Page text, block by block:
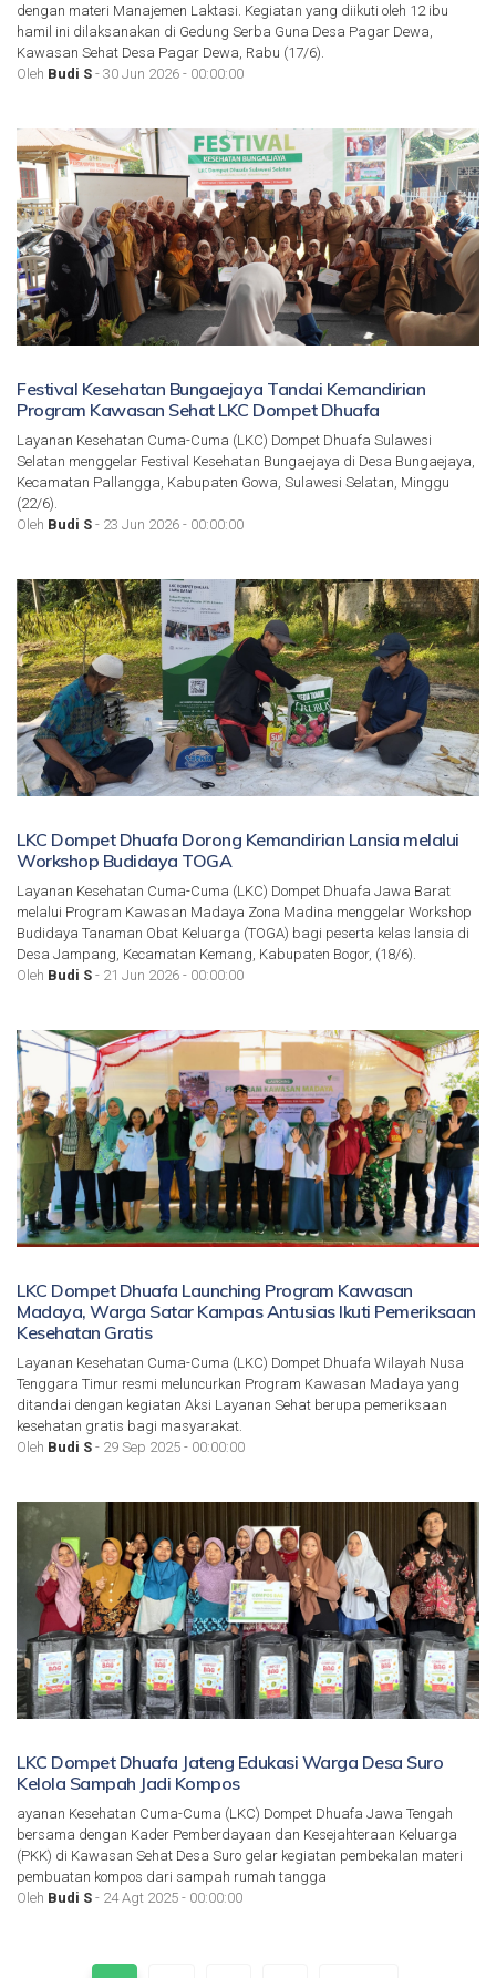
dengan materi Manajemen Laktasi. Kegiatan yang diikuti oleh 12 ibu
hamil ini dilaksanakan di Gedung Serba Guna Desa Pagar Dewa,
Kawasan Sehat Desa Pagar Dewa, Rabu (17/6).
Oleh Budi S - 30 Jun 2026 - 00:00:00
Festival Kesehatan Bungaejaya Tandai Kemandirian
Program Kawasan Sehat LKC Dompet Dhuafa
Layanan Kesehatan Cuma-Cuma (LKC) Dompet Dhuafa Sulawesi
Selatan menggelar Festival Kesehatan Bungaejaya di Desa Bungaejaya,
Kecamatan Pallangga, Kabupaten Gowa, Sulawesi Selatan, Minggu
(22/6).
Oleh Budi S - 23 Jun 2026 - 00:00:00
LKC Dompet Dhuafa Dorong Kemandirian Lansia melalui
Workshop Budidaya TOGA
Layanan Kesehatan Cuma-Cuma (LKC) Dompet Dhuafa Jawa Barat
melalui Program Kawasan Madaya Zona Madina menggelar Workshop
Budidaya Tanaman Obat Keluarga (TOGA) bagi peserta kelas lansia di
Desa Jampang, Kecamatan Kemang, Kabupaten Bogor, (18/6).
Oleh Budi S - 21 Jun 2026 - 00:00:00
LKC Dompet Dhuafa Launching Program Kawasan
Madaya, Warga Satar Kampas Antusias Ikuti Pemeriksaan
Kesehatan Gratis
Layanan Kesehatan Cuma-Cuma (LKC) Dompet Dhuafa Wilayah Nusa
Tenggara Timur resmi meluncurkan Program Kawasan Madaya yang
ditandai dengan kegiatan Aksi Layanan Sehat berupa pemeriksaan
kesehatan gratis bagi masyarakat.
Oleh Budi S - 29 Sep 2025 - 00:00:00
LKC Dompet Dhuafa Jateng Edukasi Warga Desa Suro
Kelola Sampah Jadi Kompos
ayanan Kesehatan Cuma-Cuma (LKC) Dompet Dhuafa Jawa Tengah
bersama dengan Kader Pemberdayaan dan Kesejahteraan Keluarga
(PKK) di Kawasan Sehat Desa Suro gelar kegiatan pembekalan materi
pembuatan kompos dari sampah rumah tangga
Oleh Budi S - 24 Agt 2025 - 00:00:00